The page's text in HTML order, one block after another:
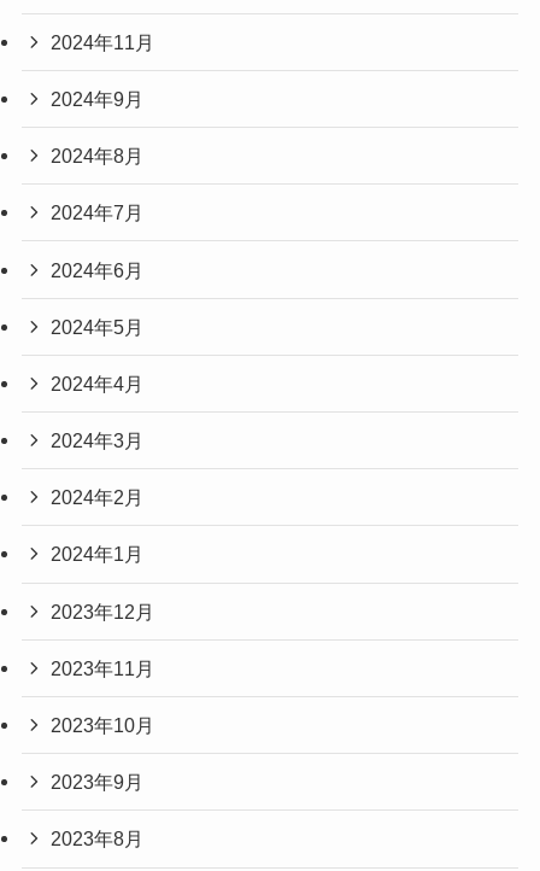
2024年11月
2024年9月
2024年8月
2024年7月
2024年6月
2024年5月
2024年4月
2024年3月
2024年2月
2024年1月
2023年12月
2023年11月
2023年10月
2023年9月
2023年8月